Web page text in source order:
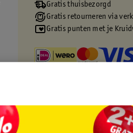
Gratis thuisbezorgd
Gratis retourneren via
Gratis punten met je